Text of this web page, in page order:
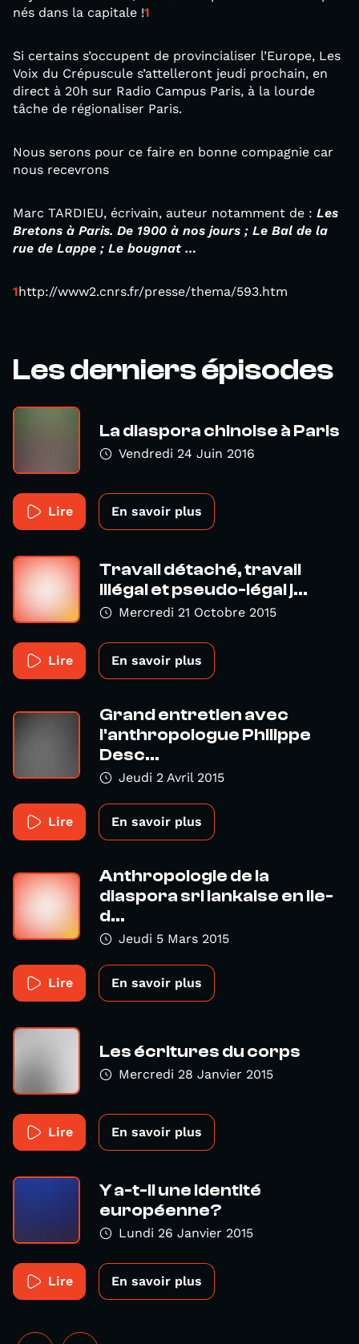
nés dans la capitale !1
Si certains s’occupent de provincialiser l’Europe, Les
Voix du Crépuscule s’attelleront jeudi prochain, en
direct à 20h sur Radio Campus Paris, à la lourde
tâche de régionaliser Paris.
Nous serons pour ce faire en bonne compagnie car
nous recevrons
Marc TARDIEU, écrivain, auteur notamment de : Les
Bretons à Paris. De 1900 à nos jours ; Le Bal de la
rue de Lappe ; Le bougnat …
1http://www2.cnrs.fr/presse/thema/593.htm
Les derniers épisodes
La diaspora chinoise à Paris
Vendredi 24 Juin 2016
Lire En savoir plus
Travail détaché, travail
illégal et pseudo-légal j...
Mercredi 21 Octobre 2015
Lire En savoir plus
Grand entretien avec
l'anthropologue Philippe
Desc...
Jeudi 2 Avril 2015
Lire En savoir plus
Anthropologie de la
diaspora sri lankaise en Ile-
d...
Jeudi 5 Mars 2015
Lire En savoir plus
Les écritures du corps
Mercredi 28 Janvier 2015
Lire En savoir plus
Y a-t-il une identité
européenne?
Lundi 26 Janvier 2015
Lire En savoir plus